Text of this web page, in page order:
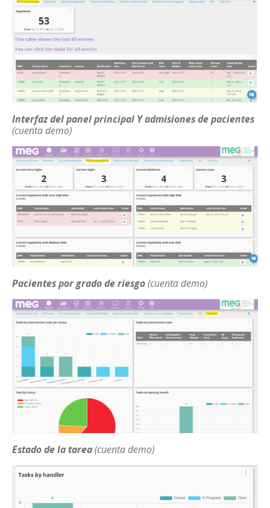
Interfaz del panel principal Y admisiones de pacientes
(cuenta demo)
Pacientes por grado de riesgo(cuenta demo)
Estado de la tarea(cuenta demo)